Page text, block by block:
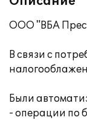
ООО "ВБА
В связи с
Были
- операции по